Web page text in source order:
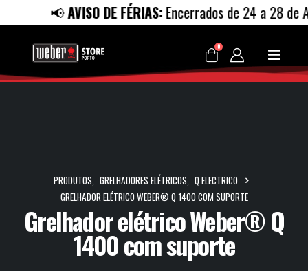
📢AVISO DE FÉRIAS:Encerrados de 24 a 28 de
0
Grelhador elétrico Weber® Q
1400 com suporte
PRODUTOS, GRELHADORES ELÉTRICOS, Q ELECTRICO
GRELHADOR ELÉTRICO WEBER® Q 1400 COM SUPORTE